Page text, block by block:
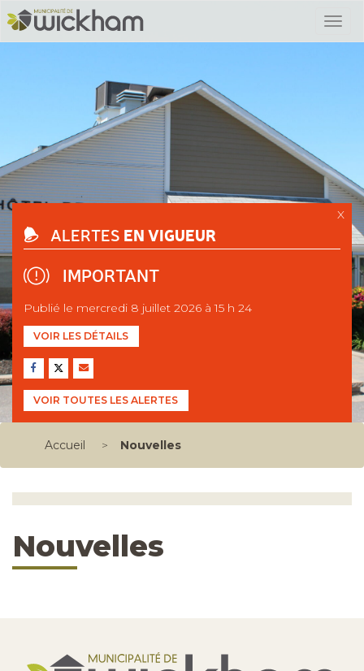
X
ALERTES EN VIGUEUR
IMPORTANT
Publié le mercredi 8 juillet 2026 à 15 h 24
VOIR LES DÉTAILS
VOIR TOUTES LES ALERTES
Accueil > Nouvelles
Nouvelles